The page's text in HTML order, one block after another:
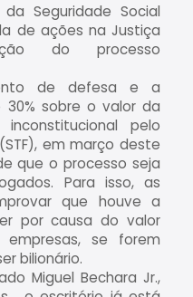
Seguridade Social
de ações na Justiça
do processo
de defesa e a
sobre o valor da
pelo
em março deste
que o processo seja
Para isso, as
que houve a
por causa do valor
se forem
bilionário.
Miguel Bechara Jr.,